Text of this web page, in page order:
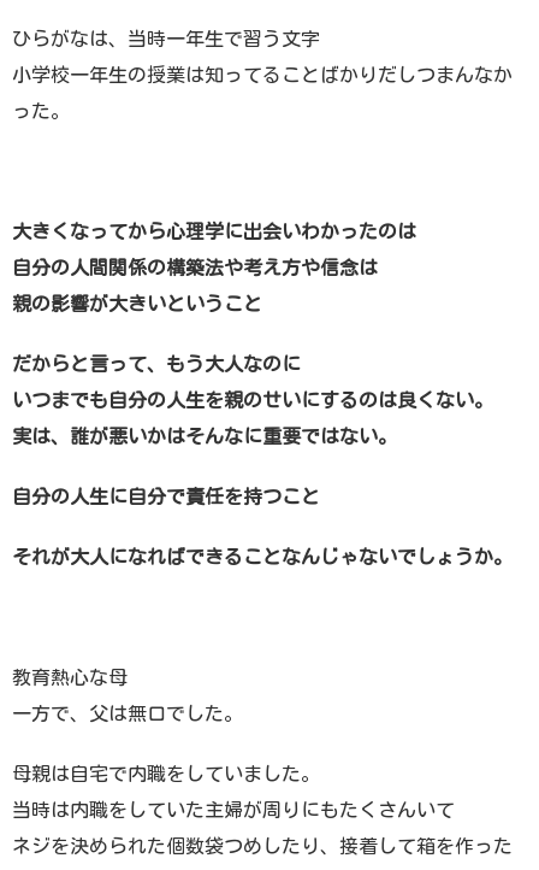
ひらがなは、当時一年生で習う文字
小学校一年生の授業は知ってることばかりだしつまんなか
った。
大きくなってから心理学に出会いわかったのは
自分の人間関係の構築法や考え方や信念は
親の影響が大きいということ
だからと言って、もう大人なのに
いつまでも自分の人生を親のせいにするのは良くない。
実は、誰が悪いかはそんなに重要ではない。
自分の人生に自分で責任を持つこと
それが大人になればできることなんじゃないでしょうか。
教育熱心な母
一方で、父は無口でした。
母親は自宅で内職をしていました。
当時は内職をしていた主婦が周りにもたくさんいて
ネジを決められた個数袋つめしたり、接着して箱を作った